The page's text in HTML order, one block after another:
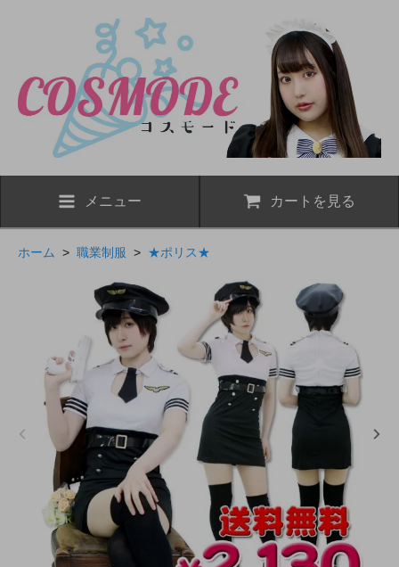
メニュー カートを見る
ホーム > 職業制服 > ★ポリス★